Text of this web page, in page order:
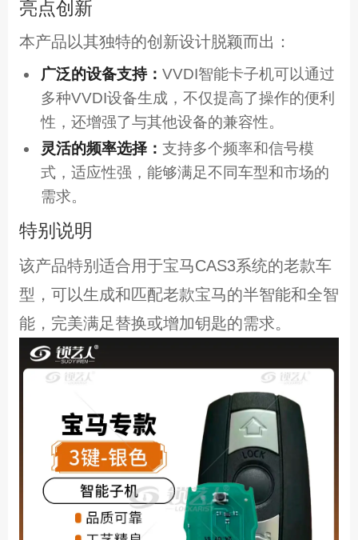
亮点创新
本产品以其独特的创新设计脱颖而出：
广泛的设备支持：VVDI智能卡子机可以通过
多种VVDI设备生成，不仅提高了操作的便利
性，还增强了与其他设备的兼容性。
灵活的频率选择：支持多个频率和信号模
式，适应性强，能够满足不同车型和市场的
需求。
特别说明
该产品特别适合用于宝马CAS3系统的老款车
型，可以生成和匹配老款宝马的半智能和全智
能，完美满足替换或增加钥匙的需求。